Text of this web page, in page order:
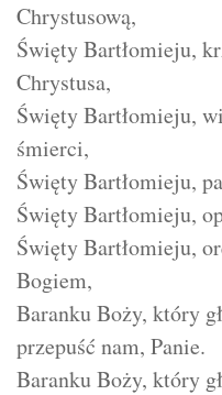
Chrystusową,
Święty Bartłomieju,
Chrystusa,
Święty Bartłomieju,
śmierci,
Święty Bartłomieju,
Święty Bartłomieju,
Święty Bartłomieju,
Bogiem,
Baranku Boży, który
przepuść nam, Panie.
Baranku Boży, który